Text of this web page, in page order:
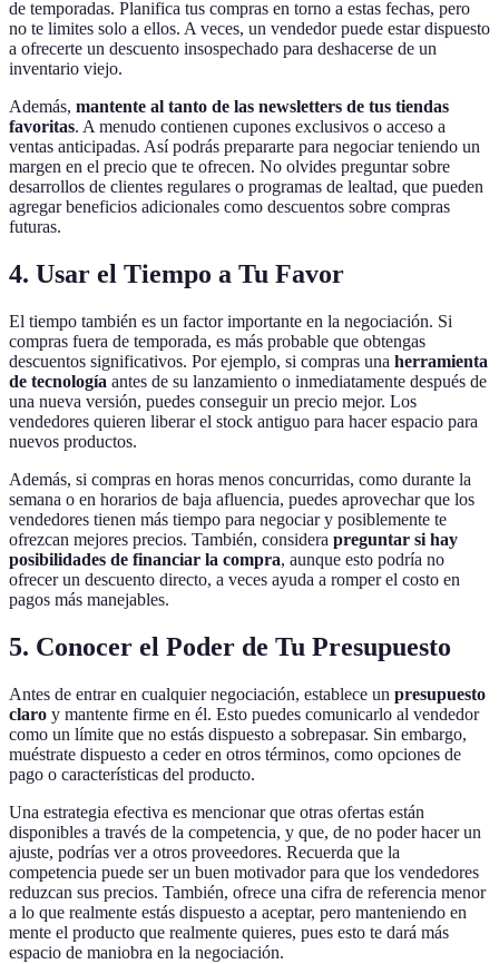
de temporadas. Planifica tus compras en torno a estas fechas, pero
no te limites solo a ellos. A veces, un vendedor puede estar dispuesto
a ofrecerte un descuento insospechado para deshacerse de un
inventario viejo.
Además, mantente al tanto de las newsletters de tus tiendas
favoritas. A menudo contienen cupones exclusivos o acceso a
ventas anticipadas. Así podrás prepararte para negociar teniendo un
margen en el precio que te ofrecen. No olvides preguntar sobre
desarrollos de clientes regulares o programas de lealtad, que pueden
agregar beneficios adicionales como descuentos sobre compras
futuras.
4. Usar el Tiempo a Tu Favor
El tiempo también es un factor importante en la negociación. Si
compras fuera de temporada, es más probable que obtengas
descuentos significativos. Por ejemplo, si compras una herramienta
de tecnología antes de su lanzamiento o inmediatamente después de
una nueva versión, puedes conseguir un precio mejor. Los
vendedores quieren liberar el stock antiguo para hacer espacio para
nuevos productos.
Además, si compras en horas menos concurridas, como durante la
semana o en horarios de baja afluencia, puedes aprovechar que los
vendedores tienen más tiempo para negociar y posiblemente te
ofrezcan mejores precios. También, considera preguntar si hay
posibilidades de financiar la compra, aunque esto podría no
ofrecer un descuento directo, a veces ayuda a romper el costo en
pagos más manejables.
5. Conocer el Poder de Tu Presupuesto
Antes de entrar en cualquier negociación, establece un presupuesto
claro y mantente firme en él. Esto puedes comunicarlo al vendedor
como un límite que no estás dispuesto a sobrepasar. Sin embargo,
muéstrate dispuesto a ceder en otros términos, como opciones de
pago o características del producto.
Una estrategia efectiva es mencionar que otras ofertas están
disponibles a través de la competencia, y que, de no poder hacer un
ajuste, podrías ver a otros proveedores. Recuerda que la
competencia puede ser un buen motivador para que los vendedores
reduzcan sus precios. También, ofrece una cifra de referencia menor
a lo que realmente estás dispuesto a aceptar, pero manteniendo en
mente el producto que realmente quieres, pues esto te dará más
espacio de maniobra en la negociación.